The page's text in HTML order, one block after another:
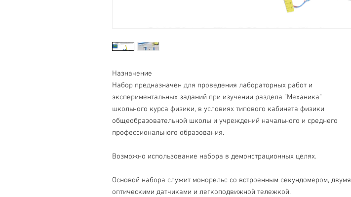
Назначение
Набор предназначен для проведения лабораторных работ и
экспериментальных заданий при изучении раздела "Механика"
школьного курса физики, в условиях типового кабинета физики
общеобразовательной школы и учреждений начального и среднего
профессионального образования.
Возможно использование набора в демонстрационных целях.
Основой набора служит монорельс со встроенным секундомером, двумя
оптическими датчиками и легкоподвижной тележкой.